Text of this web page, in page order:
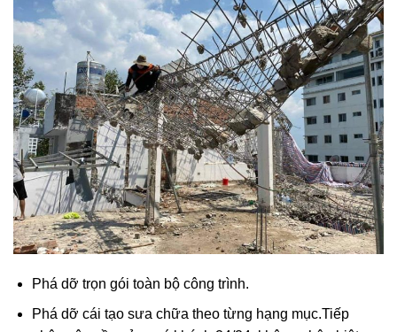
Phá dỡ trọn gói toàn bộ công trình.
Phá dỡ cái tạo sưa chữa theo từng hạng mục.Tiếp